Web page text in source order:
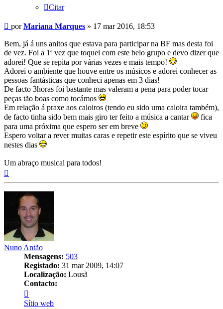
Citar
Mensagem
porMariana Marques » 17 mar 2016, 18:53
Bem, já á uns anitos que estava para participar na BF mas desta foi
de vez. Foi a 1ª vez que toquei com este belo grupo e devo dizer que
adorei! Que se repita por várias vezes e mais tempo!
Adorei o ambiente que houve entre os músicos e adorei conhecer as
pessoas fantásticas que conheci apenas em 3 dias!
De facto 3horas foi bastante mas valeram a pena para poder tocar
peças tão boas como tocámos
Em relação á praxe aos caloiros (tendo eu sido uma caloira também),
de facto tinha sido bem mais giro ter feito a música a cantar
fica
para uma próxima que espero ser em breve
Espero voltar a rever muitas caras e repetir este espírito que se viveu
nestes dias
Um abraço musical para todos!
Nuno Antão
Mensagens: 503
Registado: 31 mar 2009, 14:07
Localização: Lousã
Contacto:
Nuno
Sítio web